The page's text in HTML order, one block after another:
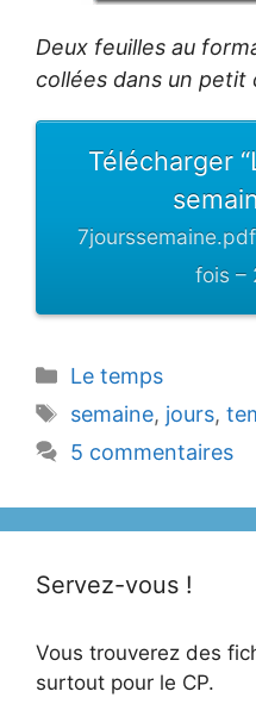
Deux feuilles au
collées dans un petit
Télécharger
fois –
Catégories
Le temps
Étiquettes
semaine, jours,
5 commentaires
Servez-vous !
Vous trouverez des
surtout pour le CP.